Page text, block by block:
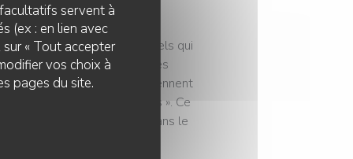
servent à
(ex : en lien avec
« Tout accepter
vos choix à
pages du site.
de plats traditionnels qui
rougail saucisse. « Les
Quand nos produits ne viennent
de fournisseurs connus ». Ce
on le retrouve jusque dans le